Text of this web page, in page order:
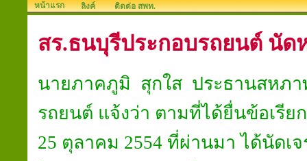
หน้าแรก ลิงค์ ติดต่อ สพท.
สร.ธนบุรีประกอบรถยนต์ นัด
นายภาคภูมิ สุกใส ประธานสหภา
รถยนต์ แจ้งว่า ตามที่ได้ยื่นข้อเรีย
25 ตุลาคม 2554 ที่ผ่านมา ได้นัดเ